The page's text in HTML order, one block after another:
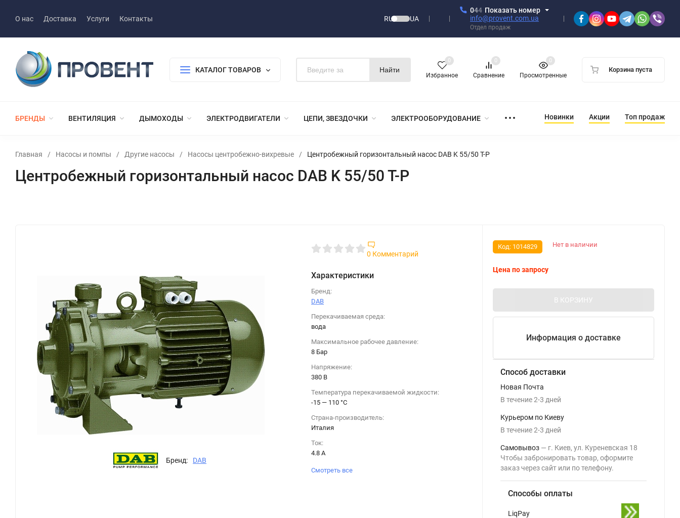
О нас Доставка Услуги Контакты RU UA
044 Показать номер
info@provent.com.ua
Отдел продаж
КАТАЛОГ ТОВАРОВ Найти
Избранное
0
Сравнение
0
Просмотренные
0
Корзина пуста
БРЕНДЫ ВЕНТИЛЯЦИЯ ДЫМОХОДЫ ЭЛЕКТРОДВИГАТЕЛИ ЦЕПИ, ЗВЕЗДОЧКИ ЭЛЕКТРООБОРУДОВАНИЕ Новинки Акции Топ продаж
Главная / Насосы и помпы / Другие насосы / Насосы центробежно-вихревые / Центробежный горизонтальный насос DAB K 55/50 T-P
Центробежный горизонтальный насос DAB K 55/50 T-P
Бренд: DAB
0 Комментарий
Характеристики
Бренд:
DAB
Перекачиваемая среда:
вода
Максимальное рабочее давление:
8 Бар
Напряжение:
380 B
Температура перекачиваемой жидкости:
-15 — 110 °C
Страна-производитель:
Италия
Ток:
4.8 A
Смотреть все
Нет в наличии
Код: 1014829
Цена по запросу
В КОРЗИНУ
Информация о доставке
Способ доставки
Новая Почта
В течение2-3 дней
Курьером по Киеву
В течение2-3 дней
Самовывоз
г. Киев, ул. Куреневская 18
Чтобы забронировать товар, оформите
заказ через сайт или по телефону.
Способы оплаты
LiqPay